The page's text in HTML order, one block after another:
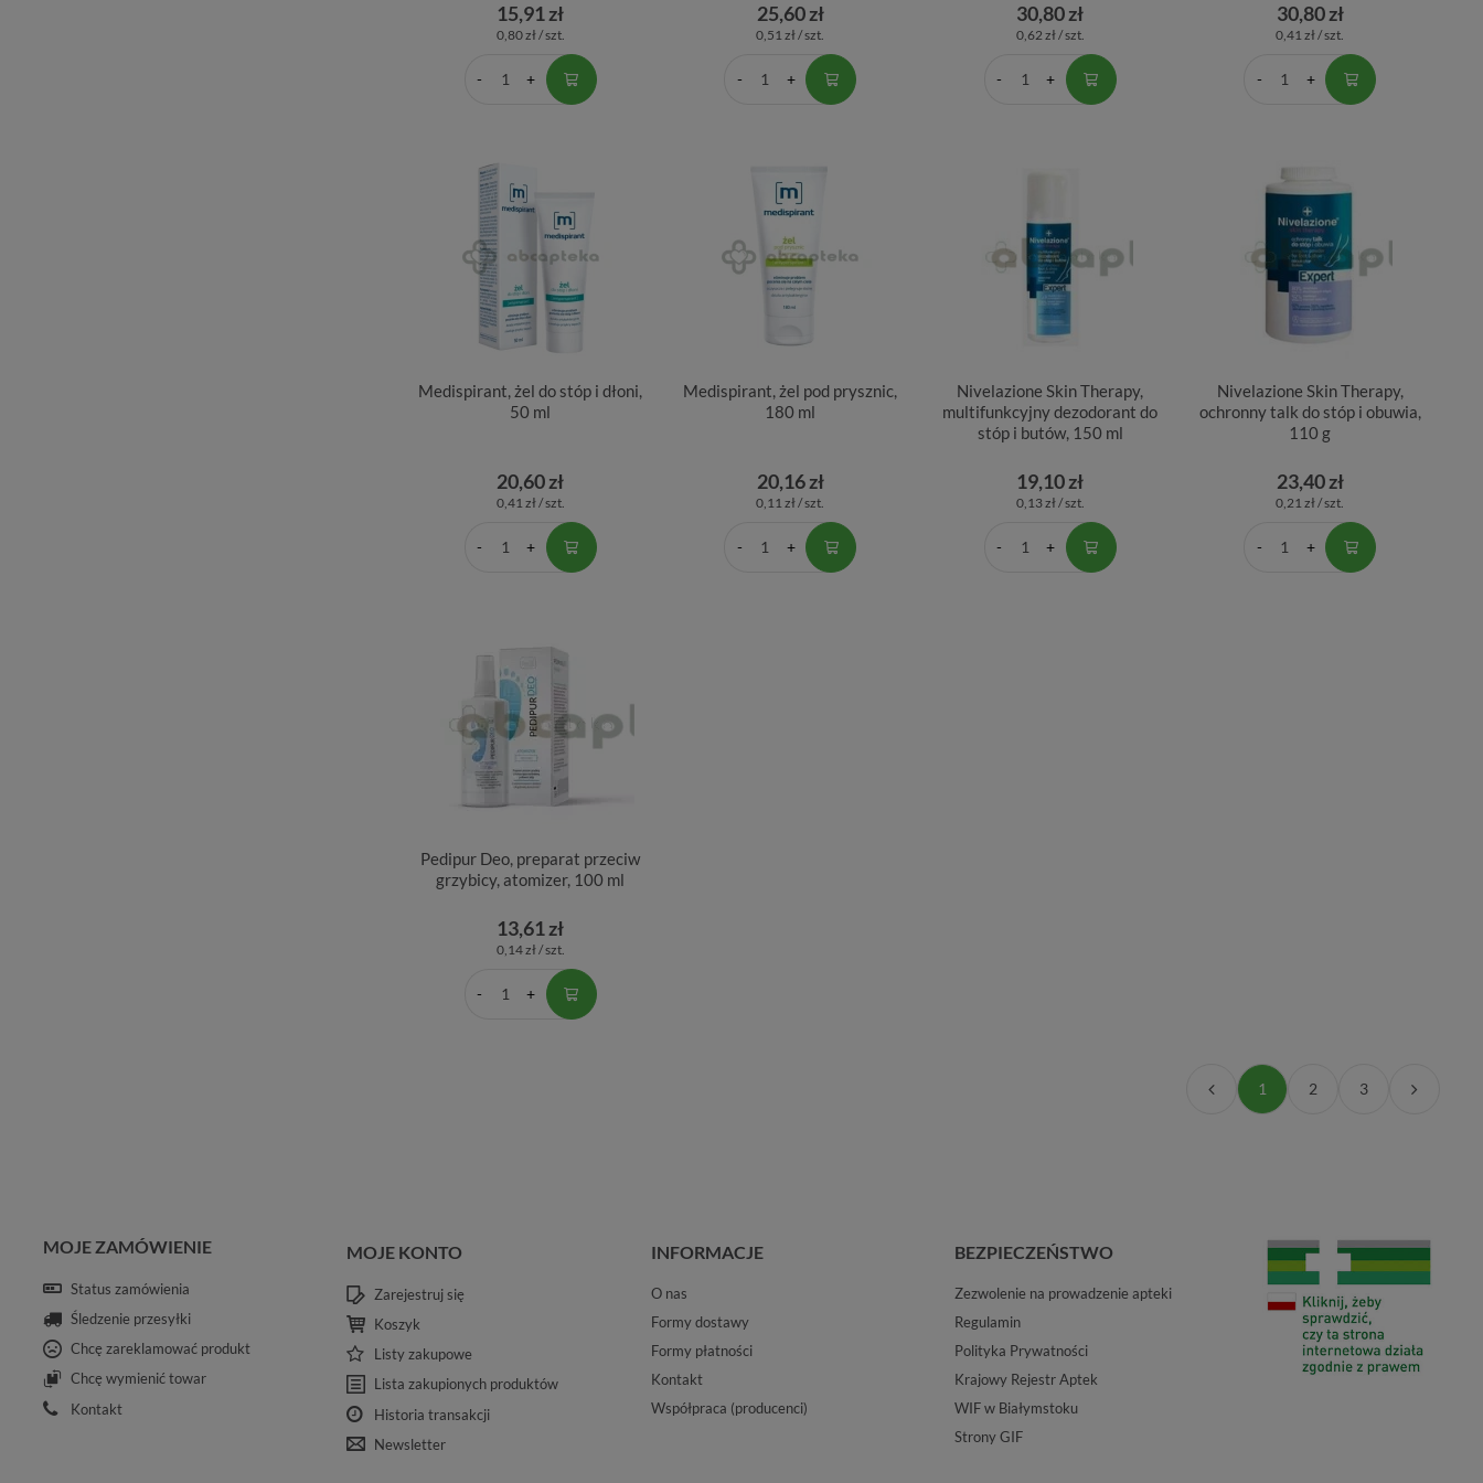
15,91 zł
0,80 zł / szt.
25,60 zł
0,51 zł / szt.
30,80 zł
0,62 zł / szt.
30,80 zł
0,41 zł / szt.
Medispirant, żel do stóp i dłoni,
50 ml
20,60 zł
0,41 zł / szt.
Medispirant, żel pod prysznic,
180 ml
20,16 zł
0,11 zł / szt.
Nivelazione Skin Therapy,
multifunkcyjny dezodorant do
stóp i butów, 150 ml
19,10 zł
0,13 zł / szt.
Nivelazione Skin Therapy,
ochronny talk do stóp i obuwia,
110 g
23,40 zł
0,21 zł / szt.
Pedipur Deo, preparat przeciw
grzybicy, atomizer, 100 ml
13,61 zł
0,14 zł / szt.
1 2 3
MOJE ZAMÓWIENIE
Status zamówienia
Śledzenie przesyłki
Chcę zareklamować produkt
Chcę wymienić towar
Kontakt
MOJE KONTO
Zarejestruj się
Koszyk
Listy zakupowe
Lista zakupionych produktów
Historia transakcji
Newsletter
INFORMACJE
O nas
Formy dostawy
Formy płatności
Kontakt
Współpraca (producenci)
BEZPIECZEŃSTWO
Zezwolenie na prowadzenie apteki
Regulamin
Polityka Prywatności
Krajowy Rejestr Aptek
WIF w Białymstoku
Strony GIF